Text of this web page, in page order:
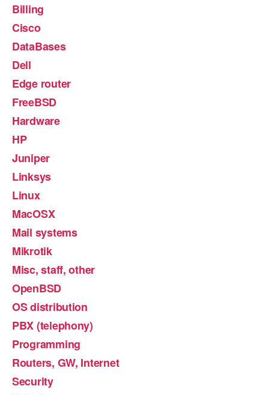
Billing
Cisco
DataBases
Dell
Edge router
FreeBSD
Hardware
HP
Juniper
Linksys
Linux
MacOSX
Mail systems
Mikrotik
Misc, staff, other
OpenBSD
OS distribution
PBX (telephony)
Programming
Routers, GW, Internet
Security